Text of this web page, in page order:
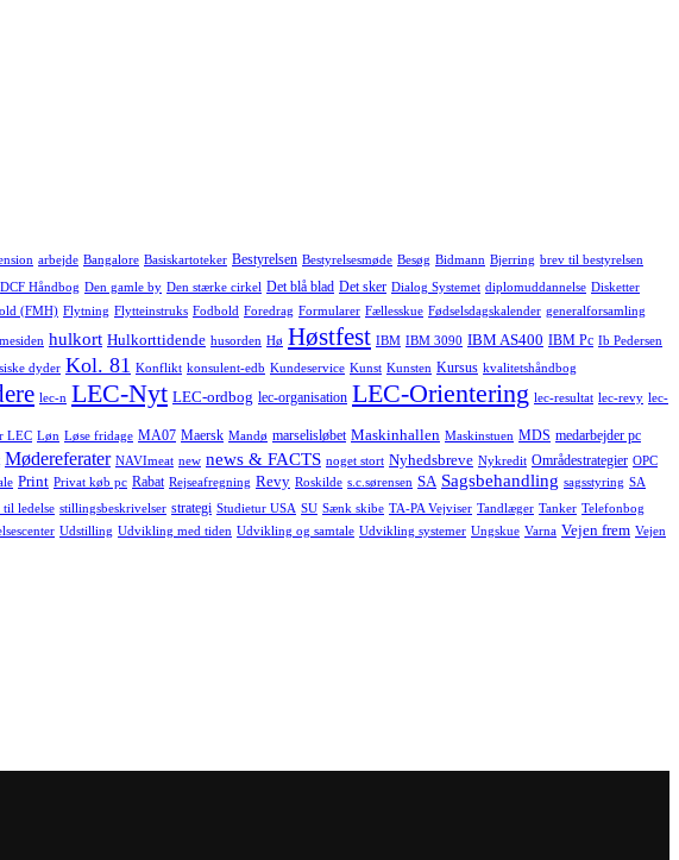
arbejde Bangalore Basiskartoteker Bestyrelsen Bestyrelsesmøde Besøg Bidmann Bjerring brev til bestyrelsen
DCF Håndbog Den gamle by Den stærke cirkel Det blå blad Det sker Dialog Systemet diplomuddannelse Disketter
(FMH) Flytning Flytteinstruks Fodbold Foredrag Formularer Fællesskue Fødselsdagskalender generalforsamling
hulkort Hulkorttidende husorden Hø Høstfest IBM IBM 3090 IBM AS400 IBM Pc Ib Pedersen
dyder Kol. 81 Konflikt konsulent-edb Kundeservice Kunst Kunsten Kursus kvalitetshåndbog
lec-n LEC-Nyt LEC-ordbog lec-organisation LEC-Orientering lec-resultat lec-revy lec-
LEC Løn Løse fridage MA07 Maersk Mandø marselisløbet Maskinhallen Maskinstuen MDS medarbejder pc
Mødereferater NAVImeat new news & FACTS noget stort Nyhedsbreve Nykredit Områdestrategier OPC
Print Privat køb pc Rabat Rejseafregning Revy Roskilde s.c.sørensen SA Sagsbehandling sagsstyring SA
til ledelse stillingsbeskrivelser strategi Studietur USA SU Sænk skibe TA-PA Vejviser Tandlæger Tanker Telefonbog
Udstilling Udvikling med tiden Udvikling og samtale Udvikling systemer Ungskue Varna Vejen frem Vejen